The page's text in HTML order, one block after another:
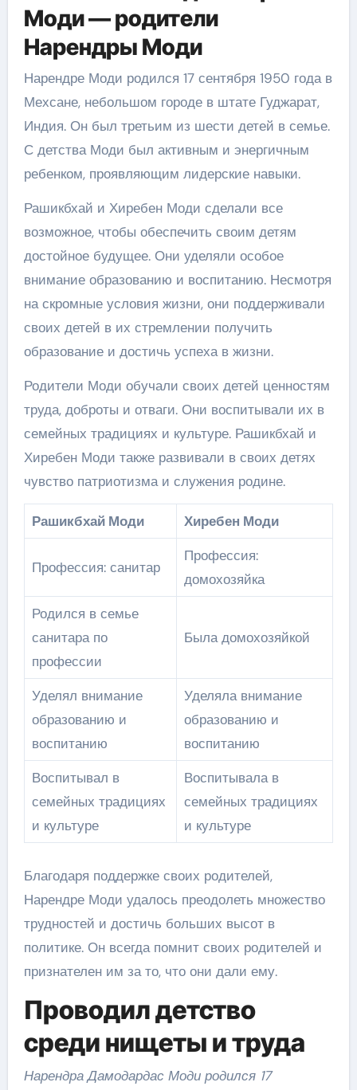
Моди — родители
Нарендры Моди
Нарендре Моди родился 17 сентября 1950 года в
Мехсане, небольшом городе в штате Гуджарат,
Индия. Он был третьим из шести детей в семье.
С детства Моди был активным и энергичным
ребенком, проявляющим лидерские навыки.
Рашикбхай и Хиребен Моди сделали все
возможное, чтобы обеспечить своим детям
достойное будущее. Они уделяли особое
внимание образованию и воспитанию. Несмотря
на скромные условия жизни, они поддерживали
своих детей в их стремлении получить
образование и достичь успеха в жизни.
Родители Моди обучали своих детей ценностям
труда, доброты и отваги. Они воспитывали их в
семейных традициях и культуре. Рашикбхай и
Хиребен Моди также развивали в своих детях
чувство патриотизма и служения родине.
Рашикбхай Моди Хиребен Моди
Профессия: санитар
Профессия:
домохозяйка
Родился в семье
санитара по
профессии
Была домохозяйкой
Уделял внимание
образованию и
воспитанию
Уделяла внимание
образованию и
воспитанию
Воспитывал в
семейных традициях
и культуре
Воспитывала в
семейных традициях
и культуре
Благодаря поддержке своих родителей,
Нарендре Моди удалось преодолеть множество
трудностей и достичь больших высот в
политике. Он всегда помнит своих родителей и
признателен им за то, что они дали ему.
Проводил детство
среди нищеты и труда
Нарендра Дамодардас Моди родился 17